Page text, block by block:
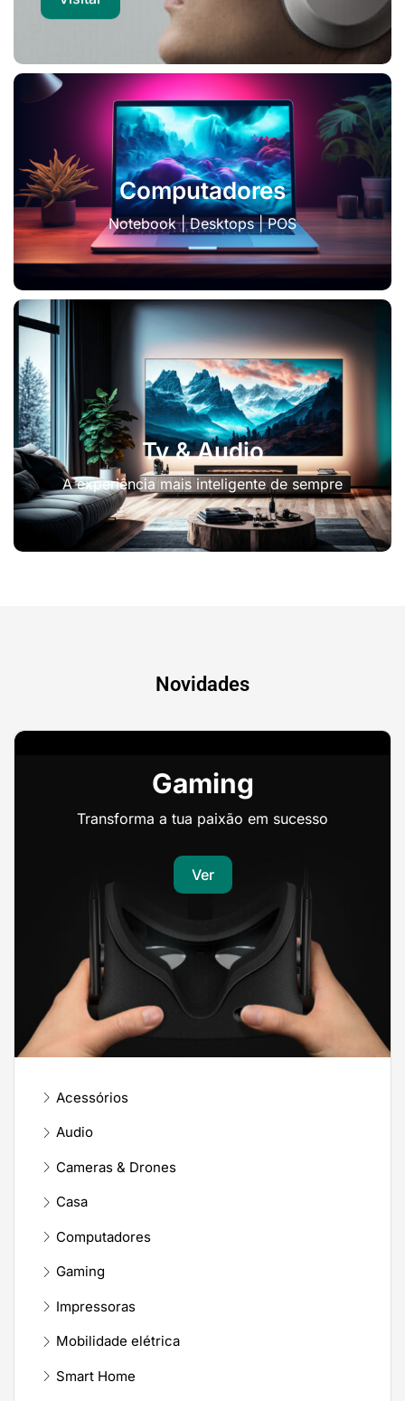
Computadores
Notebook | Desktops | POS
Tv & Audio
A experiência mais inteligente de sempre
Novidades
Gaming
Transforma a tua paixão em sucesso
Ver
Acessórios
Audio
Cameras & Drones
Casa
Computadores
Gaming
Impressoras
Mobilidade elétrica
Smart Home